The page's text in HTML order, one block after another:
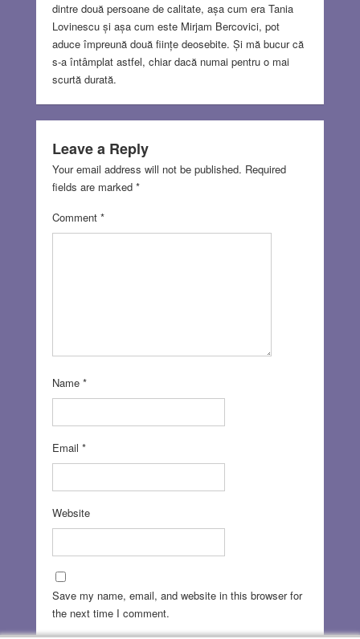
dintre două persoane de calitate, așa cum era Tania
Lovinescu și așa cum este Mirjam Bercovici, pot
aduce împreună două ființe deosebite. Și mă bucur că
s-a întâmplat astfel, chiar dacă numai pentru o mai
scurtă durată.
Leave a Reply
Your email address will not be published. Required
fields are marked *
Comment *
Name *
Email *
Website
Save my name, email, and website in this browser for
the next time I comment.